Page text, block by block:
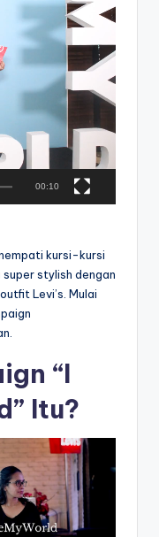
00:10
kursi-kursi
super stylish dengan
Levi’s. Mulai
“I
Itu?